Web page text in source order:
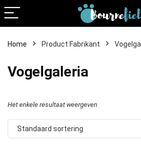
Home Product Fabrikant
Vogelgaleria
Het enkele resultaat weergeven
Standaard sortering